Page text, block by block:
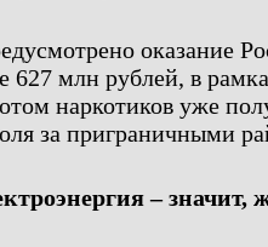
оказание
млн рублей, в
наркотиков уже
за приграничными
– значит,